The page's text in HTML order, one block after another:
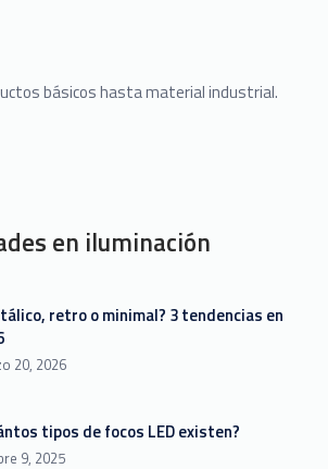
básicos hasta material industrial.
en iluminación
retro o minimal? 3 tendencias en
20, 2026
tipos de focos LED existen?
9, 2025